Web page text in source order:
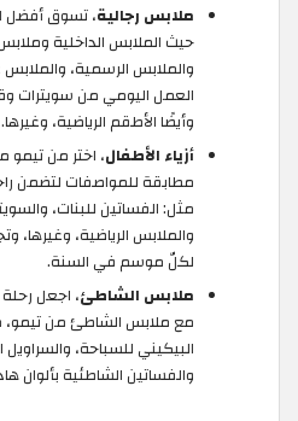
ملابس رجالية، تسوق أفضل
حيث الملابس الداخلية
والملابس الرسمية،
العمل اليومي من سويترات
وأيضًا الأطقم الرياضية، وغيرها.
أزياء الأطفال، اختر من
مطابقة للمواصفات لتضمن
مثل: الفساتين للبنات،
والملابس الرياضية، وغيرها،
لكلّ موسم في السنة.
ملابس الشاطئ، اجعل
مع ملابس الشاطئ من تيمو،
البيكيني للسباحة، والسراويل
والفساتين الشاطئية بألوان